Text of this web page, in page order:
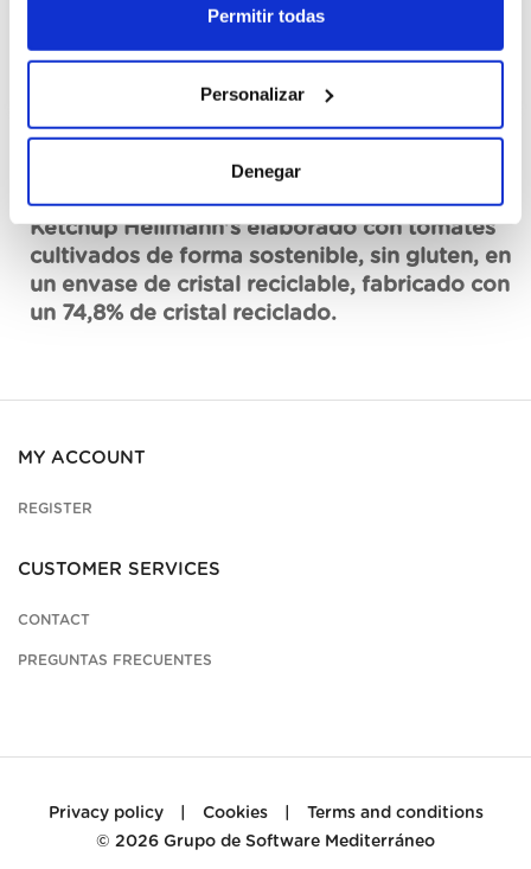
Permitir todas
Personalizar
Denegar
See data sheet
Ketchup Hellmann's elaborado con tomates
cultivados de forma sostenible, sin gluten, en
un envase de cristal reciclable, fabricado con
un 74,8% de cristal reciclado.
MY ACCOUNT
REGISTER
CUSTOMER SERVICES
CONTACT
PREGUNTAS FRECUENTES
Privacy policy Cookies
Terms and conditions
© 2026 Grupo de Software Mediterráneo